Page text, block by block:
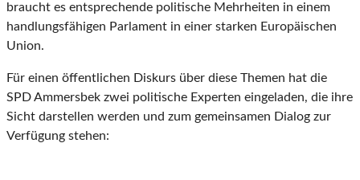
braucht es entsprechende politische Mehrheiten in einem
handlungsfähigen Parlament in einer starken Europäischen
Union.
Für einen öffentlichen Diskurs über diese Themen hat die
SPD Ammersbek zwei politische Experten eingeladen, die ihre
Sicht darstellen werden und zum gemeinsamen Dialog zur
Verfügung stehen: